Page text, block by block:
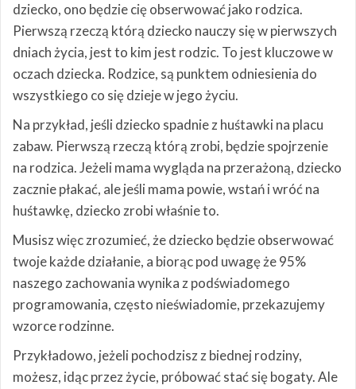
dziecko, ono będzie cię obserwować jako rodzica.
Pierwszą rzeczą którą dziecko nauczy się w pierwszych
dniach życia, jest to kim jest rodzic. To jest kluczowe w
oczach dziecka. Rodzice, są punktem odniesienia do
wszystkiego co się dzieje w jego życiu.
Na przykład, jeśli dziecko spadnie z huśtawki na placu
zabaw. Pierwszą rzeczą którą zrobi, będzie spojrzenie
na rodzica. Jeżeli mama wygląda na przerażoną, dziecko
zacznie płakać, ale jeśli mama powie, wstań i wróć na
huśtawkę, dziecko zrobi właśnie to.
Musisz więc zrozumieć, że dziecko będzie obserwować
twoje każde działanie, a biorąc pod uwagę że 95%
naszego zachowania wynika z podświadomego
programowania, często nieświadomie, przekazujemy
wzorce rodzinne.
Przykładowo, jeżeli pochodzisz z biednej rodziny,
możesz, idąc przez życie, próbować stać się bogaty. Ale